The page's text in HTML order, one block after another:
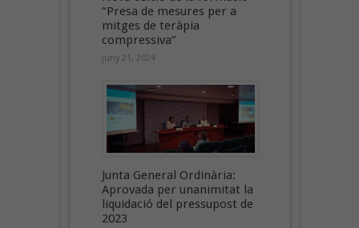
“Presa de mesures per a
mitges de teràpia
compressiva”
juny 21, 2024
Junta General Ordinària:
Aprovada per unanimitat la
liquidació del pressupost de
2023